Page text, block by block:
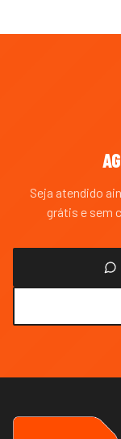
Seja atendido
grátis e sem